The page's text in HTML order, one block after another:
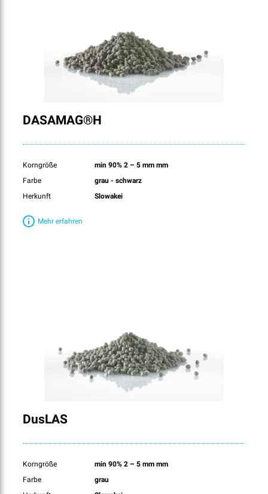
DASAMAG®H
Korngröße
min 90% 2 – 5 mm mm
Farbe
grau - schwarz
Herkunft
Slowakei
Mehr erfahren
DusLAS
Korngröße
min 90% 2 – 5 mm mm
Farbe
grau